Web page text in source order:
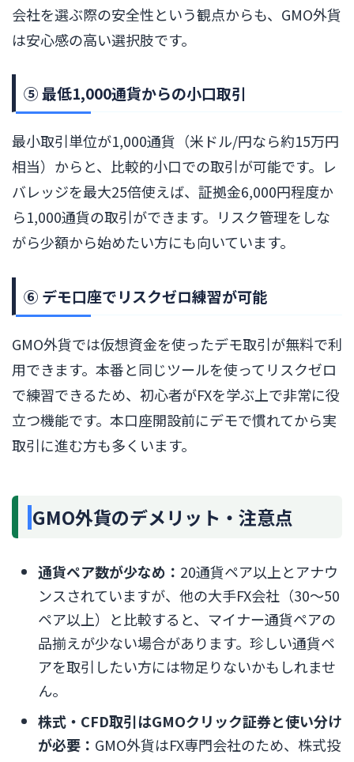
会社を選ぶ際の安全性という観点からも、GMO外貨
は安心感の高い選択肢です。
⑤ 最低1,000通貨からの小口取引
最小取引単位が1,000通貨（米ドル/円なら約15万円
相当）からと、比較的小口での取引が可能です。レ
バレッジを最大25倍使えば、証拠金6,000円程度か
ら1,000通貨の取引ができます。リスク管理をしな
がら少額から始めたい方にも向いています。
⑥ デモ口座でリスクゼロ練習が可能
GMO外貨では仮想資金を使ったデモ取引が無料で利
用できます。本番と同じツールを使ってリスクゼロ
で練習できるため、初心者がFXを学ぶ上で非常に役
立つ機能です。本口座開設前にデモで慣れてから実
取引に進む方も多くいます。
GMO外貨のデメリット・注意点
通貨ペア数が少なめ： 20通貨ペア以上とアナウ
ンスされていますが、他の大手FX会社（30〜50
ペア以上）と比較すると、マイナー通貨ペアの
品揃えが少ない場合があります。珍しい通貨ペ
アを取引したい方には物足りないかもしれませ
ん。
株式・CFD取引はGMOクリック証券と使い分け
が必要： GMO外貨はFX専門会社のため、株式投